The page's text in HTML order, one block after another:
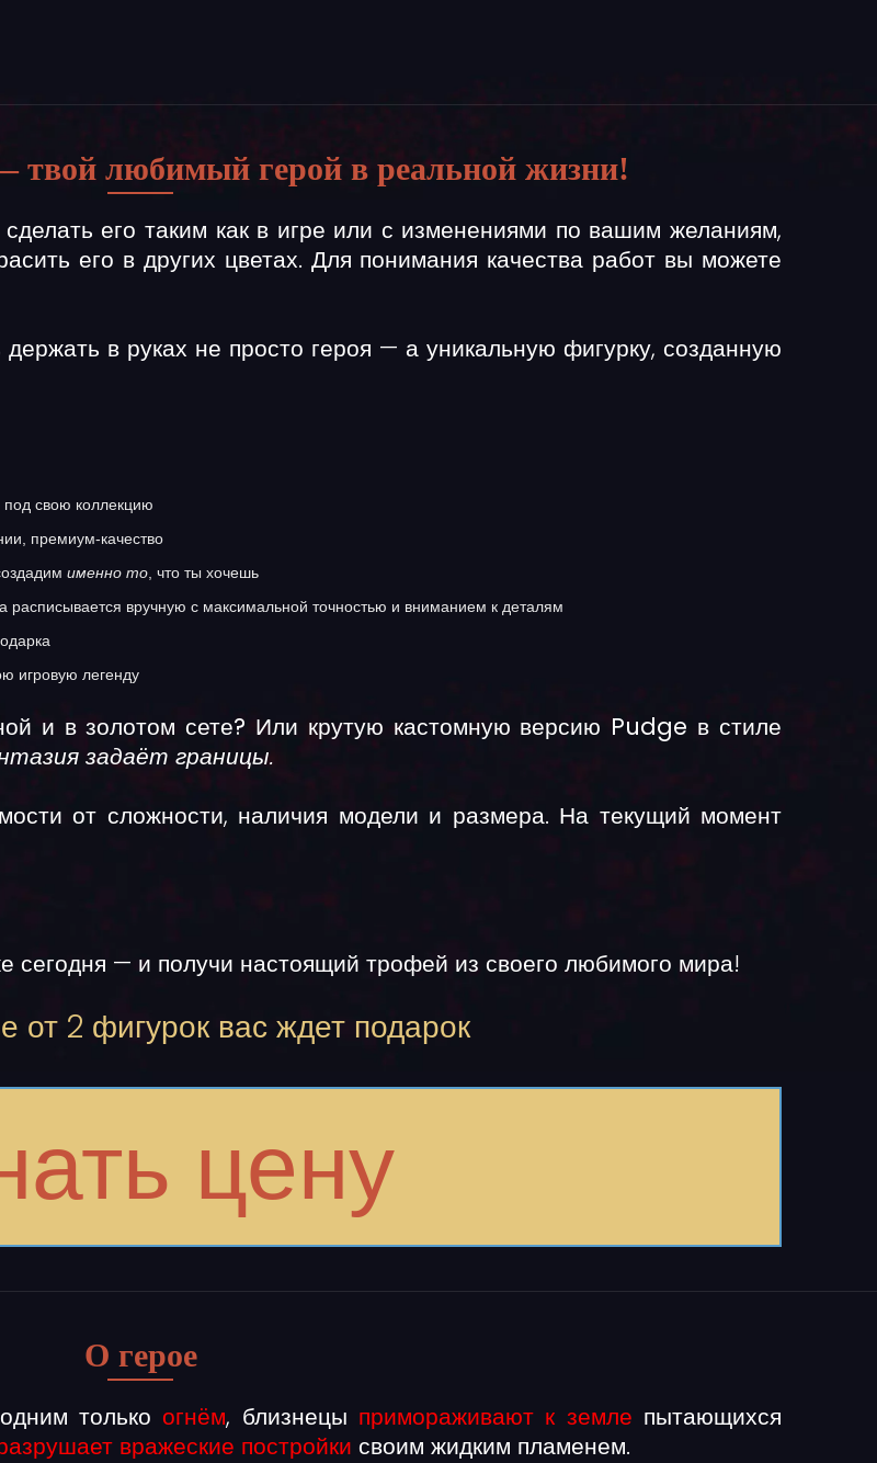
твой любимый герой в реальной жизни!
его таким как в игре или с изменениями по вашим желаниям,
его в других цветах. Для понимания качества работ вы можете
в руках не просто героя — ауникальную фигурку, созданную
свою коллекцию
премиум-качество
именно то , что ты хочешь
расписывается вручную с максимальной точностью и вниманием к деталям
игровую легенду
и в золотом сете? Или крутую кастомную версию Pudge в стиле
задаёт границы.
от сложности, наличия модели и размера. На текущий момент
сегодня — и получи настоящий трофей из своего любимого мира!
от 2 фигурок вас ждет подарок
цену
О герое
толькоогнём, близнецы примораживают к земле пытающихся
вражеские постройки своим жидким пламенем.